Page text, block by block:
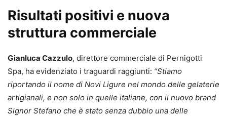
Risultati positivi e nuova
struttura commerciale
Gianluca Cazzulo, direttore commerciale di Pernigotti
Spa, ha evidenziato i traguardi raggiunti: “Stiamo
riportando il nome di Novi Ligure nel mondo delle gelaterie
artigianali, e non solo in quelle italiane, con il nuovo brand
Signor Stefano che è stato senza dubbio una delle